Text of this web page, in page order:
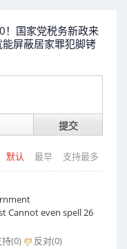
国家党税务新政来
屏蔽居家罪犯脚铐
提交
默认 最早 支持最多
Cannot even spell 26
持(0) 反对(0)